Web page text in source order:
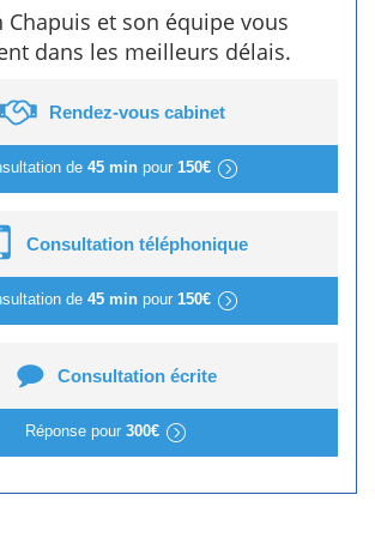
Chapuis et son équipe vous
dans les meilleurs délais.
Rendez-vous cabinet
de 45 minpour 150€
Consultation téléphonique
de 45 minpour 150€
Consultation écrite
Réponse pour 300€